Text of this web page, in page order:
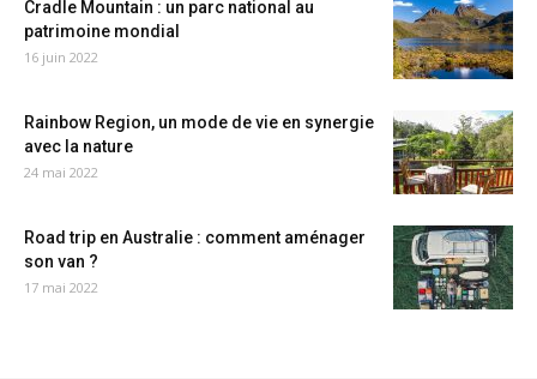
Cradle Mountain : un parc national au
patrimoine mondial
16 juin 2022
Rainbow Region, un mode de vie en synergie
avec la nature
24 mai 2022
Road trip en Australie : comment aménager
son van ?
17 mai 2022